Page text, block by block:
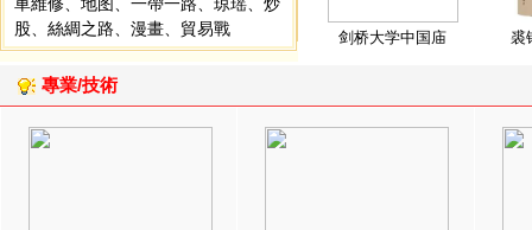
股
絲綢之路 漫畫 貿易戰 剑桥大学中国庙 裘
專業/技術